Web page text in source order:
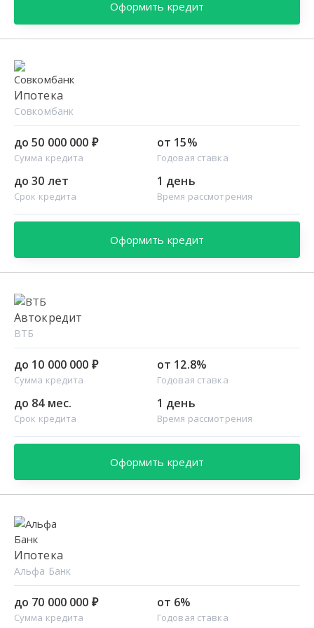
Оформить кредит
Ипотека
Совкомбанк
до 50 000 000 ₽
Сумма кредита
от 15%
Годовая ставка
до 30 лет
Срок кредита
1 день
Время рассмотрения
Оформить кредит
Автокредит
ВТБ
до 10 000 000 ₽
Сумма кредита
от 12.8%
Годовая ставка
до 84 мес.
Срок кредита
1 день
Время рассмотрения
Оформить кредит
Ипотека
Альфа Банк
до 70 000 000 ₽
Сумма кредита
от 6%
Годовая ставка